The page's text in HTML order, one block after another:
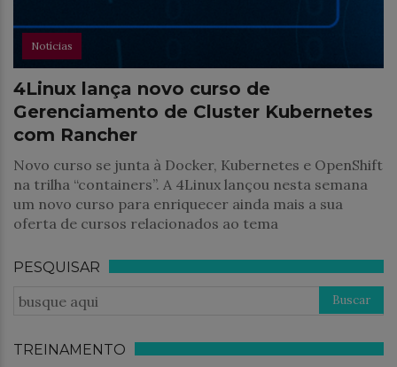
Notícias
4Linux lança novo curso de
Gerenciamento de Cluster Kubernetes
com Rancher
Novo curso se junta à Docker, Kubernetes e OpenShift
na trilha “containers”. A 4Linux lançou nesta semana
um novo curso para enriquecer ainda mais a sua
oferta de cursos relacionados ao tema
PESQUISAR
TREINAMENTO